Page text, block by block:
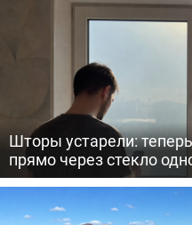
Шторы устарели:
прямо через стекло